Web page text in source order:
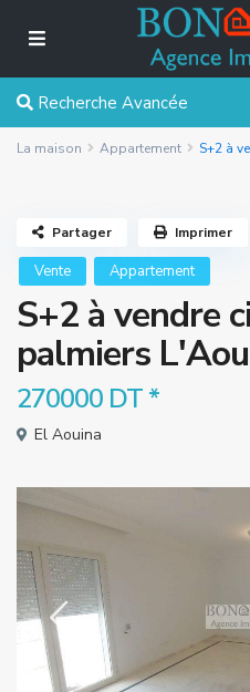
Recherche Avancée
La maison Appartement S+2 à
Vente Appartement
S+2 à vendre
palmiers
270000 DT*
El Aouina
Partager Imprimer